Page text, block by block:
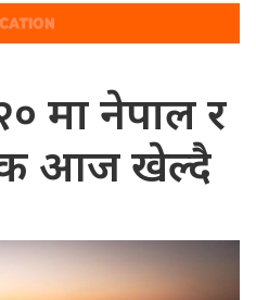
मा नेपाल र
आज खेल्दै